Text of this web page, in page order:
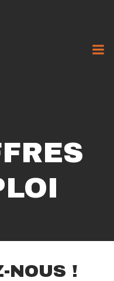
NOUS !